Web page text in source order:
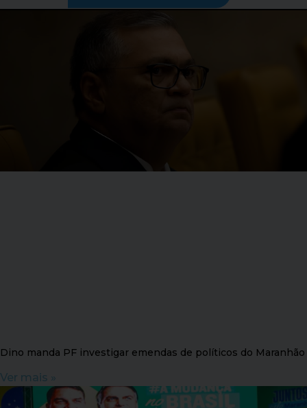
Dino manda PF investigar emendas de políticos do Maranhão
Ver mais »